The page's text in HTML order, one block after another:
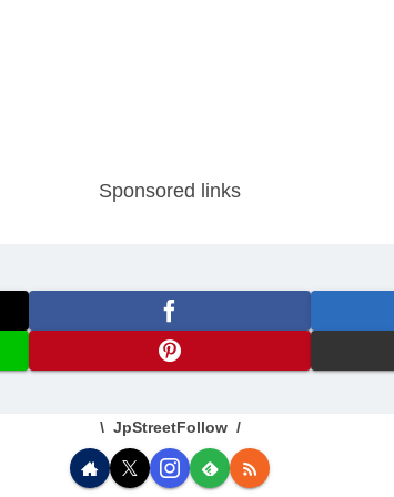
Sponsored links
JpStreetFollow